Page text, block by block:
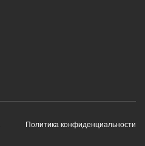
Политика конфиденциальности